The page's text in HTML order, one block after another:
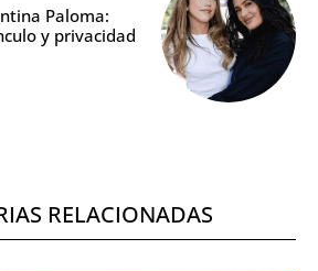
Paloma:
y privacidad
RELACIONADAS